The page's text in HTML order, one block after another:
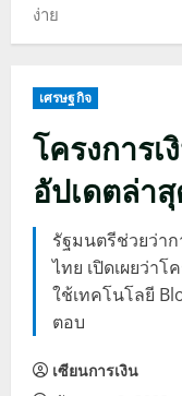
ง่าย
เศรษฐกิจ
โครงการเ
อัปเดตล่า
รัฐมนตรีช่วยว่า
ไทย เปิดเผยว่าโ
ใช้เทคโนโลยี
ตอบ
เซียนการเงิน